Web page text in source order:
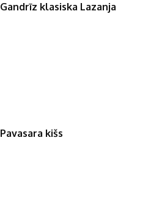
Gandrīz klasiska Lazanja
Pavasara kišs